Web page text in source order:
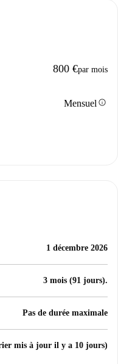
800 €par mois
Mensuel info
1 décembre 2026
3 mois (91 jours).
Pas de durée maximale
mis à jour il y a 10 jours)